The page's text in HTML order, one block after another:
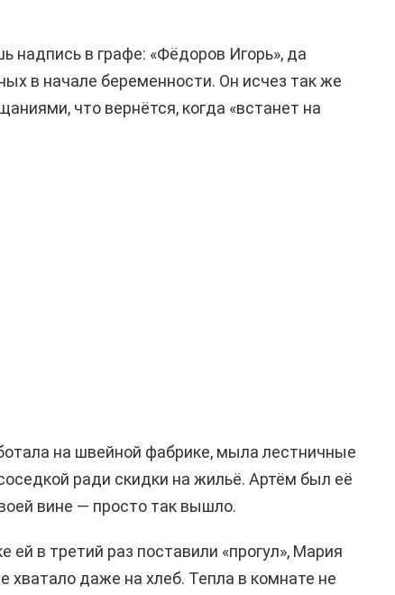
надпись в графе: «Фёдоров Игорь», да
в начале беременности. Он исчез так же
что вернётся, когда «встанет на
на швейной фабрике, мыла лестничные
ради скидки на жильё. Артём был её
вине — просто так вышло.
ей в третий раз поставили «прогул», Мария
хватало даже на хлеб. Тепла в комнате не